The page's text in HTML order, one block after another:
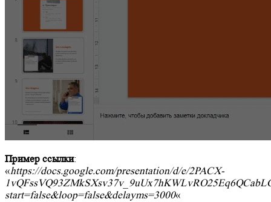
Пример ссылки:
«https://docs.google.com/presentation/d/e/2PACX-
start=false&loop=false&delayms=3000«